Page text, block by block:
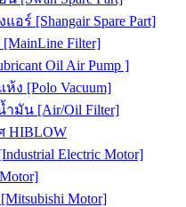
ร์ [Shangair Spare Part]
Filter]
Oil Air Pump ]
ง [Polo Vacuum]
มัน [Air/Oil Filter]
HIBLOW
Electric Motor]
Motor]